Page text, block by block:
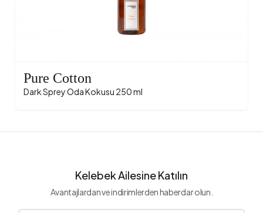
Pure Cotton
Dark Sprey Oda Kokusu 250 ml
Kelebek Ailesine Katılın
Avantajlardan ve indirimlerden haberdar olun.